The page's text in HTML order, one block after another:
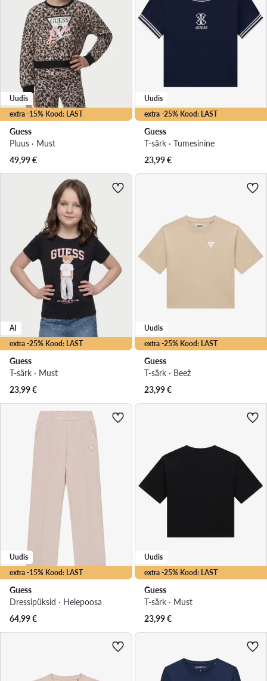
extra -15% Kood: LAST
Uudis
Guess
Pluus · Must
49,99€
extra -25% Kood: LAST
Uudis
Guess
T-särk · Tumesinine
23,99€
extra -25% Kood: LAST
AI
Guess
T-särk · Must
23,99€
extra -25% Kood: LAST
Uudis
Guess
T-särk · Beež
23,99€
extra -15% Kood: LAST
Uudis
Guess
Dressipüksid · Heleроosa
64,99€
extra -25% Kood: LAST
Uudis
Guess
T-särk · Must
23,99€